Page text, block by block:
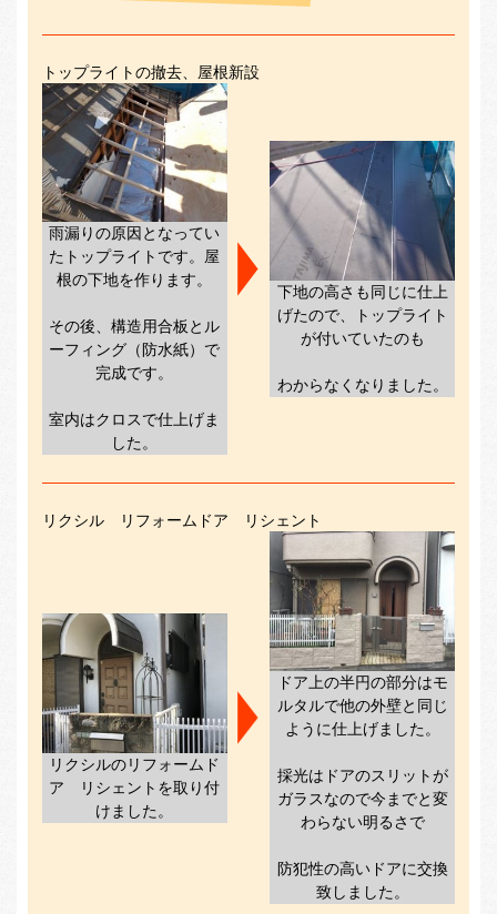
トップライトの撤去、屋根新設
雨漏りの原因となってい
たトップライトです。屋
根の下地を作ります。
その後、構造用合板とル
ーフィング（防水紙）で
完成です。
室内はクロスで仕上げま
した。
下地の高さも同じに仕上
げたので、トップライト
が付いていたのも
わからなくなりました。
リクシル リフォームドア リシェント
リクシルのリフォームド
ア リシェントを取り付
けました。
ドア上の半円の部分はモ
ルタルで他の外壁と同じ
ように仕上げました。
採光はドアのスリットが
ガラスなので今までと変
わらない明るさで
防犯性の高いドアに交換
致しました。